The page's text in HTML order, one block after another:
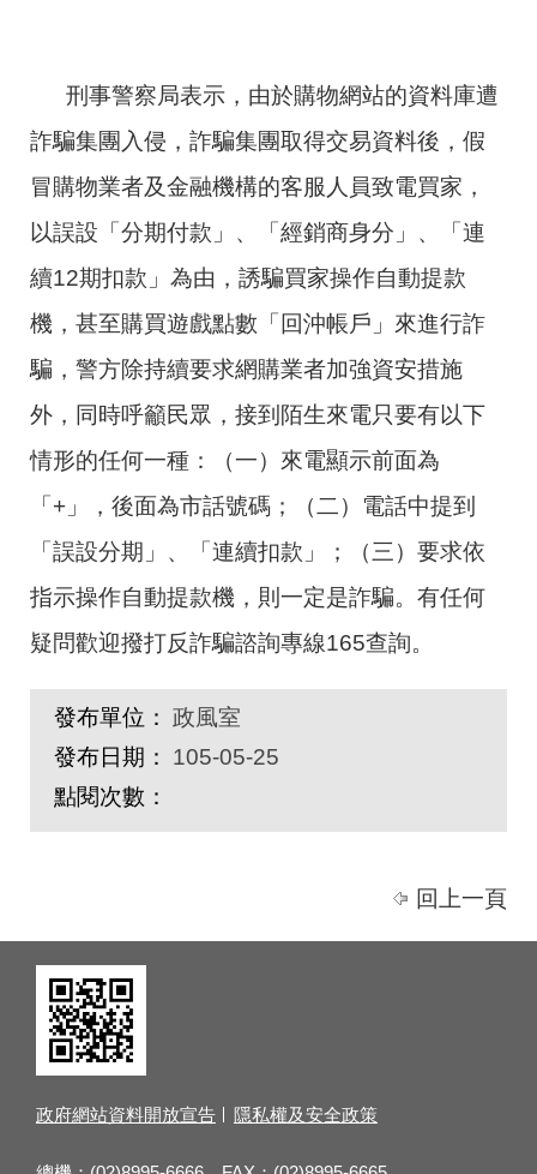
刑事警察局表示，由於購物網站的資料庫遭
詐騙集團入侵，詐騙集團取得交易資料後，假
冒購物業者及金融機構的客服人員致電買家，
以誤設「分期付款」、「經銷商身分」、「連
續12期扣款」為由，誘騙買家操作自動提款
機，甚至購買遊戲點數「回沖帳戶」來進行詐
騙，警方除持續要求網購業者加強資安措施
外，同時呼籲民眾，接到陌生來電只要有以下
情形的任何一種：（一）來電顯示前面為
「+」，後面為市話號碼；（二）電話中提到
「誤設分期」、「連續扣款」；（三）要求依
指示操作自動提款機，則一定是詐騙。有任何
疑問歡迎撥打反詐騙諮詢專線165查詢。
發布單位： 政風室
發布日期：
105-05-25
點閱次數：
回上一頁
政府網站資料開放宣告 隱私權及安全政策